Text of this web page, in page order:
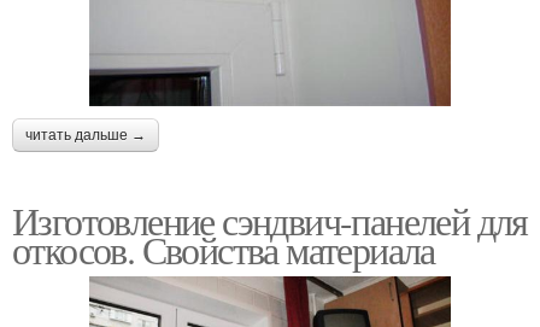
читать дальше →
Изготовление сэндвич-панелей для
откосов. Свойства материала